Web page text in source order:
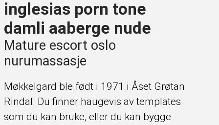
inglesias porn tone
damli aaberge nude
Mature escort oslo
nurumassasje
Møkkelgard ble født i 1971 i Åset Grøtan
Rindal. Du finner haugevis av templates
som du kan bruke, eller du kan bygge